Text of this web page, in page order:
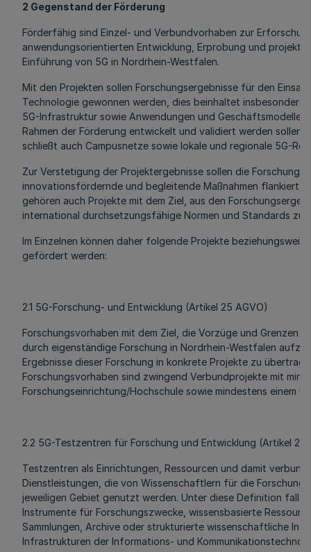
2 Gegenstand der Förderung
Förderfähig sind Einzel- und Verbundvorhaben zur
anwendungsorientierten Entwicklung, Erprobung und
Einführung von 5G in Nordrhein-Westfalen.
Mit den Projekten sollen Forschungsergebnisse für den
Technologie gewonnen werden, dies beinhaltet insbesondere
5G-Infrastruktur sowie Anwendungen und Geschäftsmodelle
Rahmen der Förderung entwickelt und validiert werden sollen.
schließt auch Campusnetze sowie lokale und regionale 5G-
Zur Verstetigung der Projektergebnisse sollen die
innovationsfördernde und begleitende Maßnahmen flankiert
gehören auch Projekte mit dem Ziel, aus den
international durchsetzungsfähige Normen und Standards zu
Im Einzelnen können daher folgende Projekte
gefördert werden:
2.1 5G-Forschung- und Entwicklung (Artikel 25 AGVO)
Forschungsvorhaben mit dem Ziel, die Vorzüge und Grenzen
durch eigenständige Forschung in Nordrhein-Westfalen
Ergebnisse dieser Forschung in konkrete Projekte zu
Forschungsvorhaben sind zwingend Verbundprojekte mit
Forschungseinrichtung/Hochschule sowie mindestens einem
2.2 5G-Testzentren für Forschung und Entwicklung (Artikel 26
Testzentren als Einrichtungen, Ressourcen und damit
Dienstleistungen, die von Wissenschaftlern für die Forschung
jeweiligen Gebiet genutzt werden. Unter diese Definition
Instrumente für Forschungszwecke, wissensbasierte
Sammlungen, Archive oder strukturierte wissenschaftliche
Infrastrukturen der Informations- und